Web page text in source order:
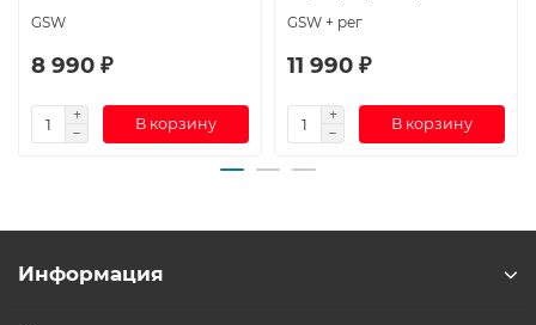
GSW
8 990 ₽
В корзину
GSW + рег
11 990 ₽
В корзину
Информация